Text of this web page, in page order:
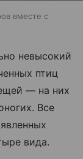
вместе с
невысокий
птиц
— на них
Все
вида.